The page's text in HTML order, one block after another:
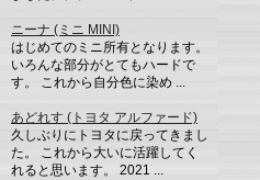
ニーナ (ミニ MINI)
はじめてのミニ所有となります。
いろんな部分がとてもハードで
す。 これから自分色に染め ...
あどれす (トヨタ アルファード)
久しぶりにトヨタに戻ってきまし
た。 これから大いに活躍してく
れると思います。 2021 ...